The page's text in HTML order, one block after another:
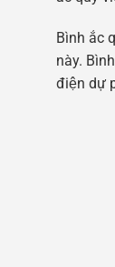
Bình ắc
này.
điện dự